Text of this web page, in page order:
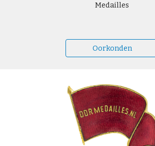
Medailles
Oorkonden